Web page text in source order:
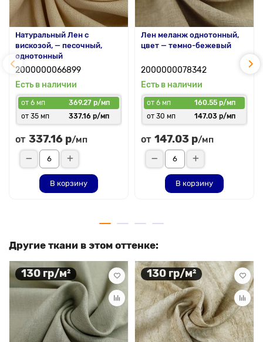
Натуральный Лен с
вискозой, — песочный,
однотонный
2000000066899
Есть в наличии
от 6 мп
369.27 р/мп
от 35 мп
337.16 р/мп
от 337.16 р/мп
В корзину
Лен меланж однотонный,
цвет — темно-бежевый
2000000078342
Есть в наличии
от 6 мп
160.55 р/мп
от 30 мп
147.03 р/мп
от 147.03 р/мп
В корзину
Другие ткани в этом оттенке:
130 гр/м² 130 гр/м²